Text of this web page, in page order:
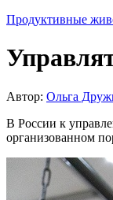
Продуктивные
Автор: Ольга
В России к
организованном